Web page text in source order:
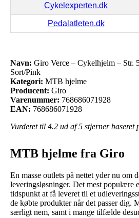
Cykelexperten.dk
Pedalatleten.dk
Navn: Giro Verce – Cykelhjelm – Str.
Sort/Pink
Kategori: MTB hjelme
Producent: Giro
Varenummer: 768686071928
EAN: 768686071928
Vurderet til 4.2 ud af 5 stjerner baseret
MTB hjelme fra Giro
En masse outlets på nettet yder nu om
leveringsløsninger. Det mest populære
tidspunkt at få leveret til et
de købte produkter når det passer dig.
særligt nem, samt i mange tilfælde